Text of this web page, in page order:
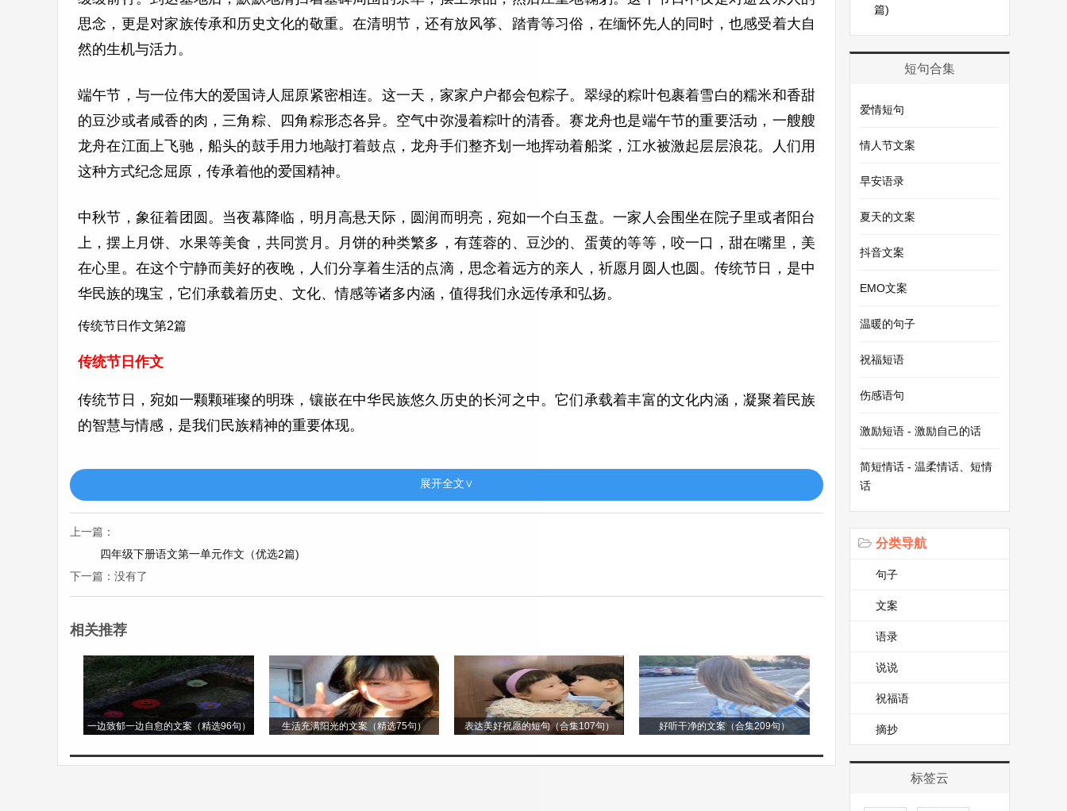
思念，更是对家族传承和历史文化的敬重。在清明节，还有放风筝、踏青等习俗，在缅怀先人的同时，也感受着大自
然的生机与活力。
端午节，与一位伟大的爱国诗人屈原紧密相连。这一天，家家户户都会包粽子。翠绿的粽叶包裹着雪白的糯米和香甜
的豆沙或者咸香的肉，三角粽、四角粽形态各异。空气中弥漫着粽叶的清香。赛龙舟也是端午节的重要活动，一艘艘
龙舟在江面上飞驰，船头的鼓手用力地敲打着鼓点，龙舟手们整齐划一地挥动着船桨，江水被激起层层浪花。人们用
这种方式纪念屈原，传承着他的爱国精神。
中秋节，象征着团圆。当夜幕降临，明月高悬天际，圆润而明亮，宛如一个白玉盘。一家人会围坐在院子里或者阳台
上，摆上月饼、水果等美食，共同赏月。月饼的种类繁多，有莲蓉的、豆沙的、蛋黄的等等，咬一口，甜在嘴里，美
在心里。在这个宁静而美好的夜晚，人们分享着生活的点滴，思念着远方的亲人，祈愿月圆人也圆。传统节日，是中
华民族的瑰宝，它们承载着历史、文化、情感等诸多内涵，值得我们永远传承和弘扬。
传统节日作文第2篇
传统节日作文
传统节日，宛如一颗颗璀璨的明珠，镶嵌在中华民族悠久历史的长河之中。它们承载着丰富的文化内涵，凝聚着民族
的智慧与情感，是我们民族精神的重要体现。
春节，作为中国最重要的传统节日，它像一场盛大的狂欢，弥漫着浓浓的年味。每到春节前夕，大街小巷都充满了忙
碌的身影。人们忙着打扫房屋，寓意着扫除旧年的晦气；忙着贴春联，那红红的春联上写满了对新年的美好期许。除
缺的元素，那震耳欲聋的鞭炮声，似乎在驱赶着年兽，也宣告着新的一年的到来。压岁钱的传递，则蕴含着长辈对晚
辈的关爱与祝福。春节，它是团圆的象征，无论距离有多远，游子们都会千方百计地赶回家乡，与家人团聚。
清明节，这是一个充满哀思的节日。在这个时节，人们纷纷前往墓地，祭扫祖先的陵墓。春雨纷纷，仿佛是大自然也
缅怀，它也体现了中国人对家族传承的重视，让我们铭记自己的根，知道自己从哪里来。同时，它也是亲近自然的机
会，“清明时节雨纷纷，路上行人欲断魂”，在祭扫之余，人们也会漫步在春天的田野里，感受大自然的生机与活力。
的甜粽，有蛋黄的咸粽，每一种粽子都有着独特的风味。赛龙舟更是端午节的一大盛事，一艘艘龙舟在江面上疾驰，
展开全文∨
上一篇：
四年级下册语文第一单元作文（优选2篇)
下一篇：没有了
相关推荐
一边致郁一边自愈的文案（精选96句） 生活充满阳光的文案（精选75句） 表达美好祝愿的短句（合集107句） 好听干净的文案（合集209句）
篇)
短句合集
爱情短句
情人节文案
早安语录
夏天的文案
抖音文案
EMO文案
温暖的句子
祝福短语
伤感语句
激励短语 - 激励自己的话
简短情话 - 温柔情话、短情
话
分类导航
句子
文案
语录
说说
祝福语
摘抄
标签云